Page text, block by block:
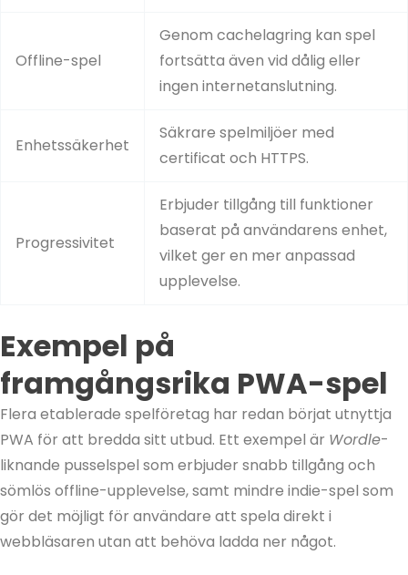
Offline-spel
Genom cachelagring kan spel
fortsätta även vid dålig eller
ingen internetanslutning.
Enhetssäkerhet
Säkrare spelmiljöer med
certificat och HTTPS.
Progressivitet
Erbjuder tillgång till funktioner
baserat på användarens enhet,
vilket ger en mer anpassad
upplevelse.
Exempel på
framgångsrika PWA-spel
Flera etablerade spelföretag har redan börjat utnyttja
PWA för att bredda sitt utbud. Ett exempel är Wordle-
liknande pusselspel som erbjuder snabb tillgång och
sömlös offline-upplevelse, samt mindre indie-spel som
gör det möjligt för användare att spela direkt i
webbläsaren utan att behöva ladda ner något.